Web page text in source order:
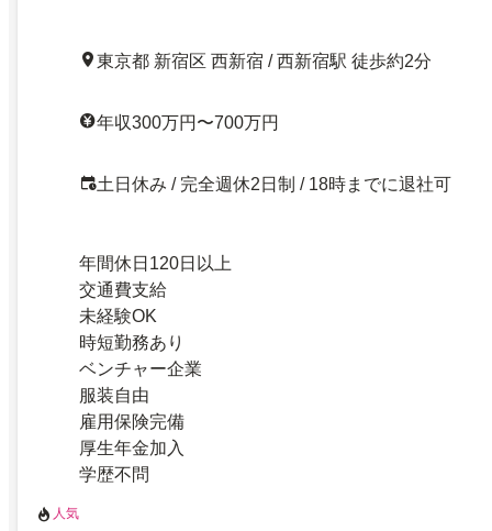
東京都 新宿区 西新宿 / 西新宿駅 徒歩約2分
年収300万円〜700万円
土日休み / 完全週休2日制 / 18時までに退社可
年間休日120日以上
交通費支給
未経験OK
時短勤務あり
ベンチャー企業
服装自由
雇用保険完備
厚生年金加入
学歴不問
人気